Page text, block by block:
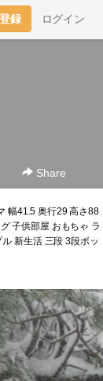
録 ログイン
Share
幅41.5 奥行29 高さ88
子供部屋 おもちゃ ラ
新生活 三段 3段ボッ